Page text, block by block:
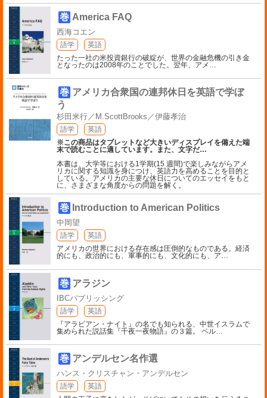
巻 America FAQ
西海コエン
語学
英語
たった一社の米投資銀行の破綻が、世界の金融危機の引き金
となったのは2008年のことでした。翌年、アメ …
巻 アメリカ合衆国の連邦休日を英語で学ぼ
う
杉田米行／M.ScottBrooks／伊藤孝治
語学
英語
※この商品はタブレットなど大きいディスプレイを備えた端
末で読むことに適しています。また、文字だ…
本書は、大学等における1学期(15 週間)で楽しみながらアメ
リカに関する知識を身につけ、英語力を高めることを目的と
している。アメリカの主要な休日についてのエッセイをもと
に、さまざまな角度からの問題を解く。
巻 Introduction to American Politics
中岡望
語学
英語
アメリカの世界における存在感は圧倒的なものである。経済
的にも、政治的にも、軍事的にも、文化的にも、ア…
巻 アラジン
IBCパブリッシング
語学
英語
『アラビアン・ナイト』の名でも知られる、中世イスラムで
集められた説話集『千夜一夜物語』の３篇。 ペル…
巻 アンデルセン名作選
ハンス・クリスチャン・アンデルセン
語学
英語